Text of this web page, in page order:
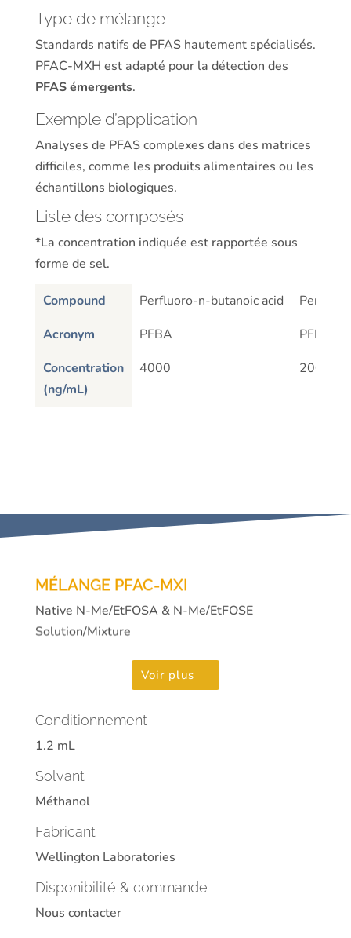
Type de mélange
Standards natifs de PFAS hautement spécialisés.
PFAC-MXH est adapté pour la détection des
PFAS émergents.
Exemple d’application
Analyses de PFAS complexes dans des matrices
difficiles, comme les produits alimentaires ou les
échantillons biologiques.
Liste des composés
*La concentration indiquée est rapportée sous
forme de sel.
Compound
Acronym
Concentration
(ng/mL)
Perfluoro-n-butanoic acid
PFBA
4000
PFPeA
2000
MÉLANGE PFAC-MXI
Native N-Me/EtFOSA & N-Me/EtFOSE
Solution/Mixture
Voir plus
Conditionnement
1.2 mL
Solvant
Méthanol
Fabricant
Wellington Laboratories
Disponibilité & commande
Nous contacter